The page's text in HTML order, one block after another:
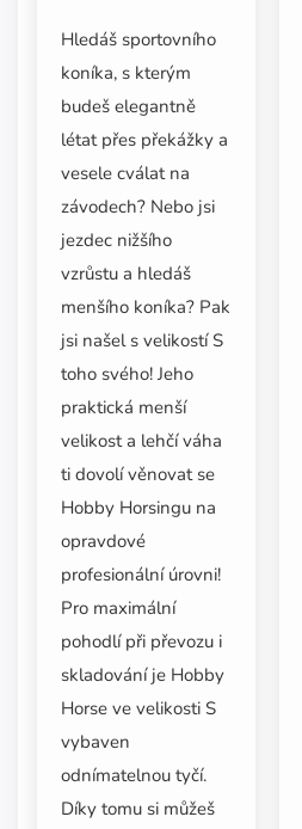
Hledáš sportovního
koníka, s kterým
budeš elegantně
létat přes překážky a
vesele cválat na
závodech? Nebo jsi
jezdec nižšího
vzrůstu a hledáš
menšího koníka? Pak
jsi našel s velikostí S
toho svého! Jeho
praktická menší
velikost a lehčí váha
ti dovolí věnovat se
Hobby Horsingu na
opravdové
profesionální úrovni!
Pro maximální
pohodlí při převozu i
skladování je Hobby
Horse ve velikosti S
vybaven
odnímatelnou tyčí.
Díky tomu si můžeš